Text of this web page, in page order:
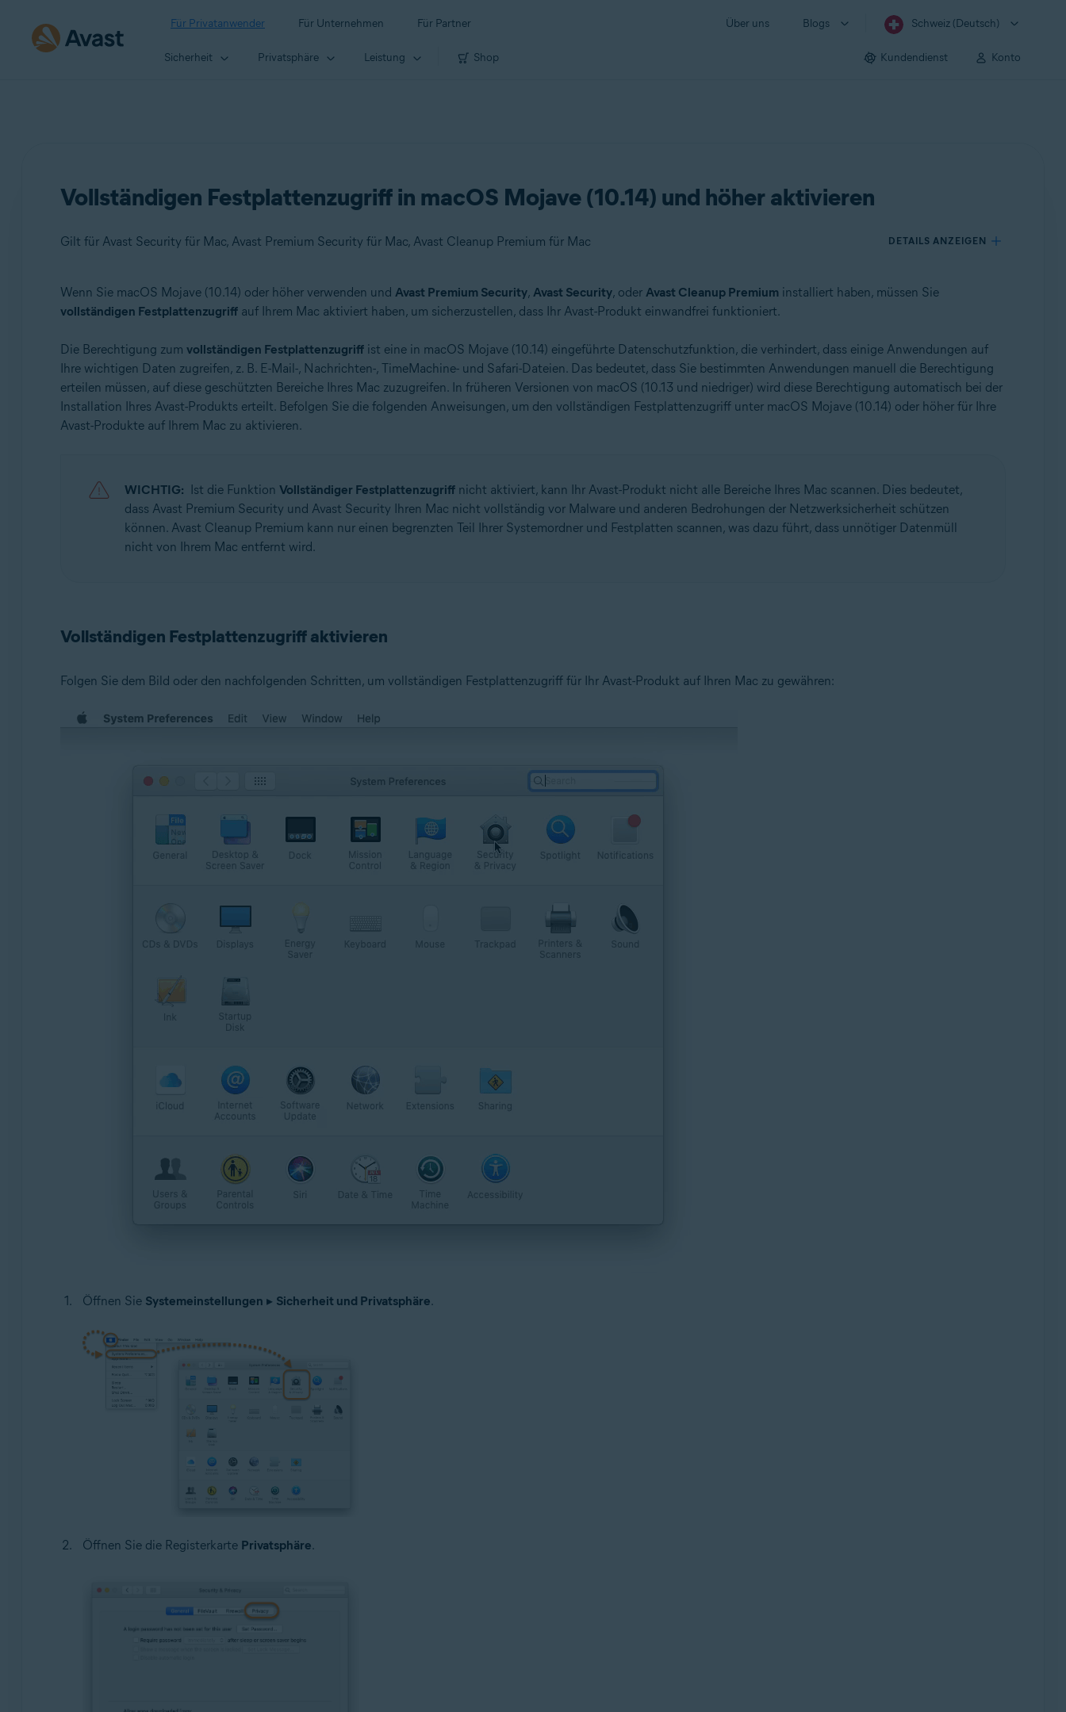
Für Privatanwender Für Unternehmen Für Partner Über uns Blogs Schweiz (Deutsch)
Sicherheit Privatsphäre Leistung Shop Kundendienst Konto
Vollständigen Festplattenzugriff in macOS Mojave (10.14) und höher aktivieren
Gilt für Avast Security für Mac, Avast Premium Security für Mac, Avast Cleanup Premium für Mac DETAILS ANZEIGEN
Produkte:
Avast Premium Security 14.x für Mac
Avast Cleanup Premium 4.x für Mac
Betriebssysteme:
Apple macOS 11.x (Big Sur)
Wenn Sie macOS Mojave (10.14) oder höher verwenden und Avast Premium Security, Avast Security, oder Avast Cleanup Premium installiert haben, müssen Sie
vollständigen Festplattenzugriffauf Ihrem Mac aktiviert haben, um sicherzustellen, dass Ihr Avast-Produkt einwandfrei funktioniert.
Die Berechtigung zum vollständigen Festplattenzugriffist eine in macOS Mojave (10.14) eingeführte Datenschutzfunktion, die verhindert, dass einige Anwendungen auf
Ihre wichtigen Daten zugreifen, z. B. E-Mail-, Nachrichten-, TimeMachine- und Safari-Dateien. Das bedeutet, dass Sie bestimmten Anwendungen manuell die Berechtigung
erteilen müssen, auf diese geschützten Bereiche Ihres Mac zuzugreifen. In früheren Versionen von macOS (10.13 und niedriger) wird diese Berechtigung automatisch bei der
Installation Ihres Avast-Produkts erteilt. Befolgen Sie die folgenden Anweisungen, um den vollständigen Festplattenzugriff unter macOS Mojave (10.14) oder höher für Ihre
Avast-Produkte auf Ihrem Mac zu aktivieren.
WICHTIG: Ist die Funktion Vollständiger Festplattenzugriffnicht aktiviert, kann Ihr Avast-Produkt nicht alle Bereiche Ihres Mac scannen. Dies bedeutet,
dass Avast Premium Security und Avast Security Ihren Mac nicht vollständig vor Malware und anderen Bedrohungen der Netzwerksicherheit schützen
können. Avast Cleanup Premium kann nur einen begrenzten Teil Ihrer Systemordner und Festplatten scannen, was dazu führt, dass unnötiger Datenmüll
nicht von Ihrem Mac entfernt wird.
Vollständigen Festplattenzugriff aktivieren
Folgen Sie dem Bild oder den nachfolgenden Schritten, um vollständigen Festplattenzugriff für Ihr Avast-Produkt auf Ihren Mac zu gewähren:
Öffnen Sie Systemeinstellungen ▸ Sicherheit und Privatsphäre.
Öffnen Sie die Registerkarte Privatsphäre.